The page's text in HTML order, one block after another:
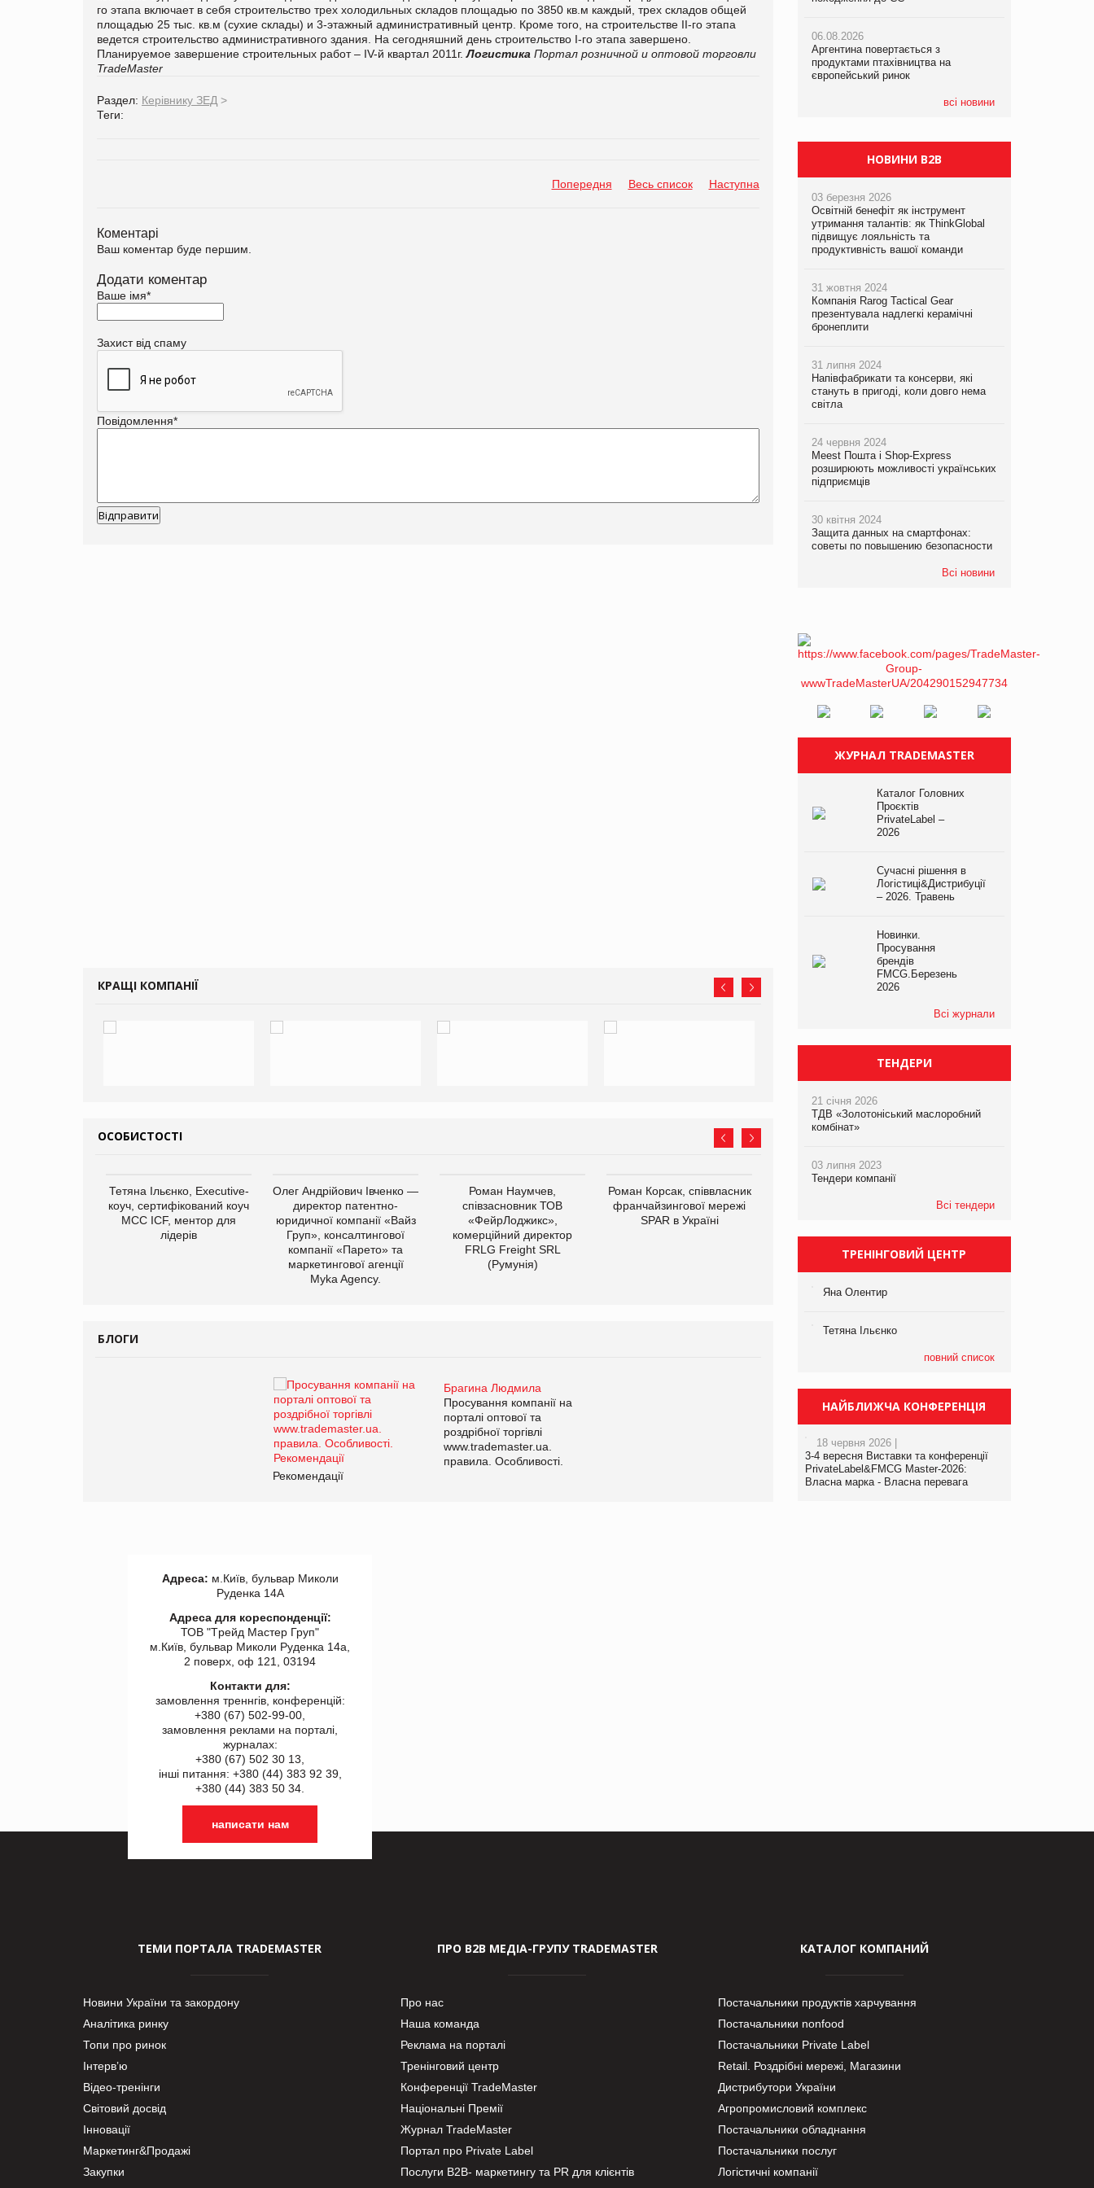
го этапа включает в себя строительство трех холодильных складов площадью по 3850 кв.м каждый, трех складов общей
площадью 25 тыс. кв.м (сухие склады) и 3-этажный административный центр. Кроме того, на строительстве II-го этапа
ведется строительство административного здания. На сегодняшний день строительство I-го этапа завершено.
Планируемое завершение строительных работ – IV-й квартал 2011г.Логистика Портал розничной и оптовой торговли
TradeMaster
Раздел: Керівнику ЗЕД >
Теги:
Попередня Весь список Наступна
Коментарі
Ваш коментар буде першим.
Додати коментар
Ваше імя*
Захист від спаму
Повідомлення*
КРАЩІ КОМПАНІЇ
ОСОБИСТОСТІ
Тетяна Ільєнко, Executive-
коуч, сертифікований коуч
МСС ICF, ментор для
лідерів
Олег Андрійович Івченко —
директор патентно-
юридичної компанії «Вайз
Груп», консалтингової
компанії «Парето» та
маркетингової агенції
Myka Agency.
Роман Наумчев,
співзасновник ТОВ
«ФейрЛоджикс»,
комерційний директор
FRLG Freight SRL
(Румунія)
Роман Корсак, співвласник
франчайзингової мережі
SPAR в Україні
виробництва
компанії «УкраМарин»
БЛОГИ
Брагина Людмила
Просування компанії на
порталі оптової та
роздрібної торгівлі
www.trademaster.ua.
правила. Особливості.
Рекомендації
Брагина Людмила
Просування компанії на
www.trademaster.ua.
правила. Особливості.
06.08.2026
Аргентина повертається з
продуктами птахівництва на
європейський ринок
всі новини
05.08.2026
Смачне поповнення дитячого меню:
у VARUS з’явилися новинки від ТМ
ТОКЕРИ
хлібобулочні вироби на
PrivateLabel&FMCG Master 2026
06.08.2026
Аргентина повертається з
продуктами птахівництва на
європейський ринок
НОВИНИ B2B
03 березня 2026
Освітній бенефіт як інструмент
утримання талантів: як ThinkGlobal
підвищує лояльність та
продуктивність вашої команди
31 жовтня 2024
Компанія Rarog Tactical Gear
презентувала надлегкі керамічні
бронеплити
31 липня 2024
Напівфабрикати та консерви, які
стануть в пригоді, коли довго нема
світла
24 червня 2024
Meest Пошта і Shop-Express
розширюють можливості українських
підприємців
30 квітня 2024
Защита данных на смартфонах:
советы по повышению безопасности
Всі новини
ЖУРНАЛ TRADEMASTER
Каталог Головних
Проєктів
PrivateLabel –
2026
Сучасні рішення в
Логістиці&Дистрибуції
– 2026. Травень
Новинки.
Просування
брендів
FMCG.Березень
2026
Всі журнали
ТЕНДЕРИ
21 січня 2026
ТДВ «Золотоніський маслоробний
комбінат»
03 липня 2023
Тендери компанії
Всі тендери
ТРЕНІНГОВИЙ ЦЕНТР
Яна Олентир
Тетяна Ільєнко
повний список
НАЙБЛИЖЧА КОНФЕРЕНЦІЯ
18 червня 2026 |
3-4 вересня Виставки та конференції
PrivateLabel&FMCG Master-2026:
Власна марка - Власна перевага
Адреса: м.Київ, бульвар Миколи
Руденка 14А
Адреса для кореспонденції:
ТОВ "Tрейд Мастер Груп"
м.Київ, бульвар Миколи Руденка 14а,
2 поверх, оф 121, 03194
Контакти для:
замовлення треннгів, конференцій:
+380 (67) 502-99-00,
замовлення реклами на порталі,
журналах:
+380 (67) 502 30 13,
інші питання: +380 (44) 383 92 39,
+380 (44) 383 50 34.
написати нам
ТЕМИ ПОРТАЛА TRADEMASTER
Новини України та закордону
Аналітика ринку
Топи про ринок
Інтерв’ю
Відео-тренінги
Світовий досвід
Інновації
Маркетинг&Продажі
Закупки
ПРО В2В МЕДІА-ГРУПУ TRADEMASTER
Про нас
Наша команда
Реклама на порталі
Тренінговий центр
Конференції TradeMaster
Національні Премії
Журнал TradeMaster
Портал про Private Label
Послуги В2В- маркетингу та PR для клієнтів
КАТАЛОГ КОМПАНИЙ
Постачальники продуктів харчування
Постачальники nonfood
Постачальники Private Label
Retail. Роздрібні мережі, Магазини
Дистрибутори України
Агропромисловий комплекс
Постачальники обладнання
Постачальники послуг
Логістичні компанії